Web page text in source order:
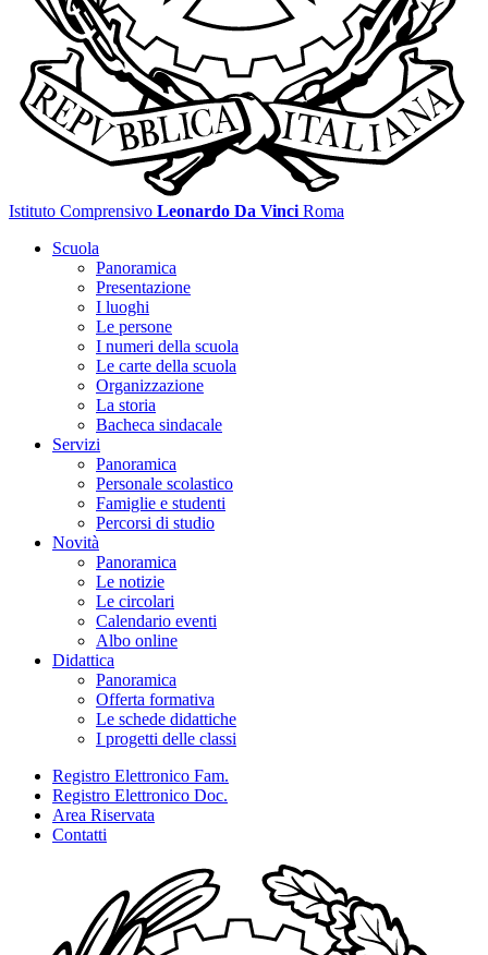
Istituto Comprensivo Leonardo Da Vinci Roma
Scuola
Panoramica
Presentazione
I luoghi
Le persone
I numeri della scuola
Le carte della scuola
Organizzazione
La storia
Bacheca sindacale
Servizi
Panoramica
Personale scolastico
Famiglie e studenti
Percorsi di studio
Novità
Panoramica
Le notizie
Le circolari
Calendario eventi
Albo online
Didattica
Panoramica
Offerta formativa
Le schede didattiche
I progetti delle classi
Registro Elettronico Fam.
Registro Elettronico Doc.
Area Riservata
Contatti